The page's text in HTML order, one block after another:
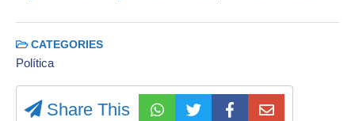
CATEGORIES
Política
Share This